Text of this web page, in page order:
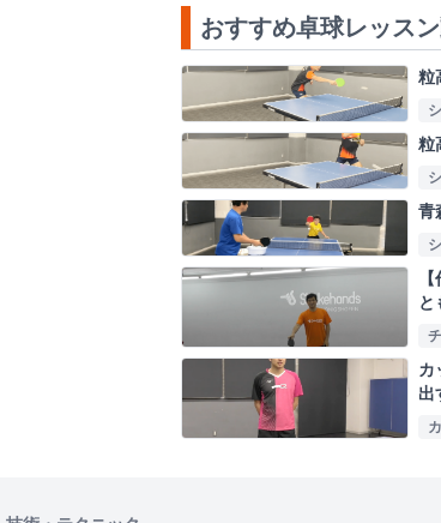
おすすめ卓球レッス
粒
粒
青
と
カ
出